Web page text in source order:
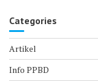
Categories
Artikel
Info PPBD